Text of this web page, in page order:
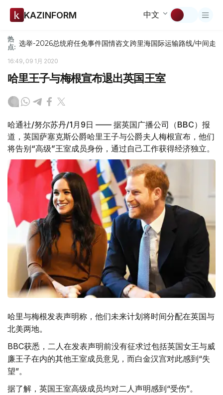
KAZINFORM 中文
热
点: 选举-2026总统府任免事件国情咨文跨里海国际运输路线/中间走廊
16:49, 09 1月 2020
哈里王子与梅根宣布退出英国王室
哈通社/努尔苏丹/1月9日 —— 据英国广播公司（BBC）报
道，英国萨塞克斯公爵哈里王子与公爵夫人梅根宣布，他们
将告别“高级”王室成员身份，通过自己工作获得经济独立。
哈里与梅根发表声明称，他们未来计划将时间分配在英国与
北美两地。
BBC获悉，二人在发表声明前没有征求过包括英国女王与威
廉王子在内的其他王室成员意见，而白金汉宫对此感到“失
望”。
据了解，英国王室高级成员均对二人声明感到“受伤”。